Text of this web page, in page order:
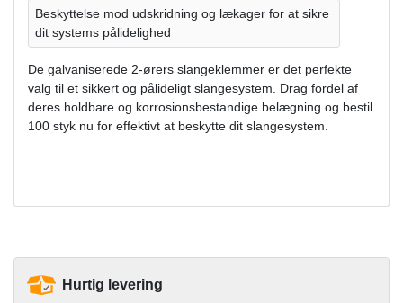
Beskyttelse mod udskridning og lækager for at sikre
dit systems pålidelighed
De galvaniserede 2-ørers slangeklemmer er det perfekte
valg til et sikkert og pålideligt slangesystem. Drag fordel af
deres holdbare og korrosionsbestandige belægning og bestil
100 styk nu for effektivt at beskytte dit slangesystem.
Hurtig levering